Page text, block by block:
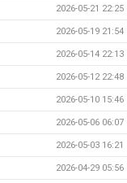
2026-05-21 22:25
2026-05-19 21:54
2026-05-14 22:13
2026-05-12 22:48
2026-05-10 15:46
2026-05-06 06:07
2026-05-03 16:21
2026-04-29 05:56